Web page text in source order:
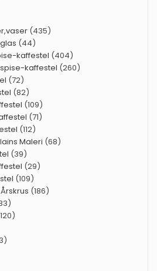
(435)
(44)
kaffestel (404)
kaffestel (260)
(72)
(82)
(109)
(71)
(112)
Maleri (68)
(39)
(29)
(109)
(186)